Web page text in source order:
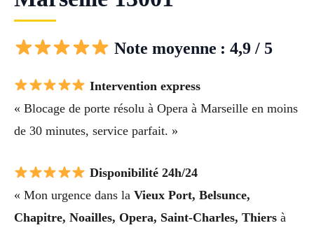
Note moyenne : 4,9 / 5
Intervention express
« Blocage de porte résolu à Opera à Marseille en moins
de 30 minutes, service parfait. »
Disponibilité 24h/24
« Mon urgence dans la Vieux Port, Belsunce,
Chapitre, Noailles, Opera, Saint-Charles, Thiers à